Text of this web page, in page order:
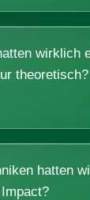
wirklich
theoretisch?
hatten
Impact?